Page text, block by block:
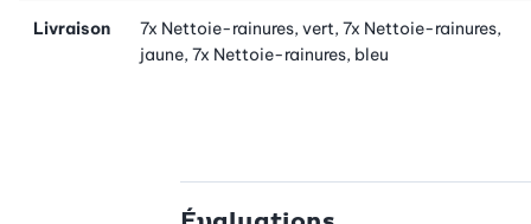
Livraison
7x Nettoie-rainures, vert, 7x Nettoie-rainures,
jaune, 7x Nettoie-rainures, bleu